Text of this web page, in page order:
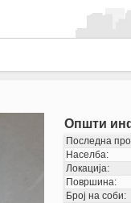
Општи
Последна
Населба:
Локација:
Површина:
Број на соби: